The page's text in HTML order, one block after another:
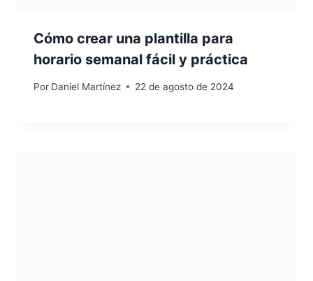
Cómo crear una plantilla para
horario semanal fácil y práctica
Por Daniel Martínez 22 de agosto de 2024